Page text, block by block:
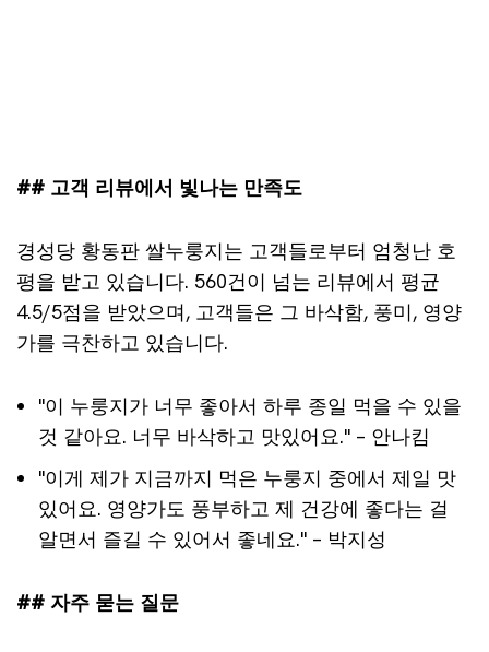
## 고객 리뷰에서 빛나는 만족도
경성당 황동판 쌀누룽지는 고객들로부터 엄청난 호
평을 받고 있습니다. 560건이 넘는 리뷰에서 평균
4.5/5점을 받았으며, 고객들은 그 바삭함, 풍미, 영양
가를 극찬하고 있습니다.
"이 누룽지가 너무 좋아서 하루 종일 먹을 수 있을
것 같아요. 너무 바삭하고 맛있어요." – 안나킴
"이게 제가 지금까지 먹은 누룽지 중에서 제일 맛
있어요. 영양가도 풍부하고 제 건강에 좋다는 걸
알면서 즐길 수 있어서 좋네요." – 박지성
## 자주 묻는 질문